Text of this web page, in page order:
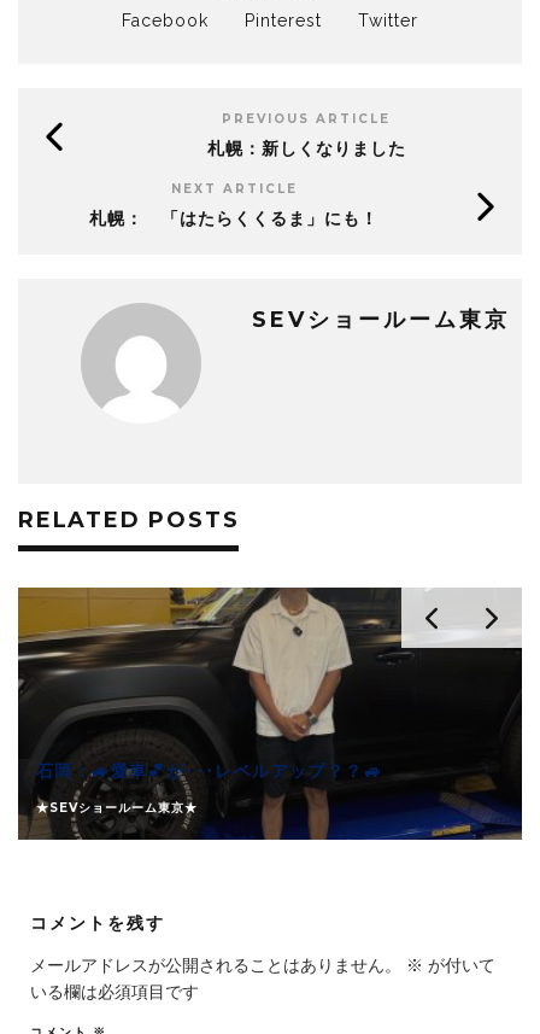
Facebook Pinterest Twitter
PREVIOUS ARTICLE
札幌：新しくなりました
NEXT ARTICLE
札幌： 「はたらくくるま」にも！
SEVショールーム東京
RELATED POSTS
石岡：🚙愛車💕が･･･レベルアップ？？🚙
★SEVショールーム東京★
コメントを残す
メールアドレスが公開されることはありません。 ※ が付いて
いる欄は必須項目です